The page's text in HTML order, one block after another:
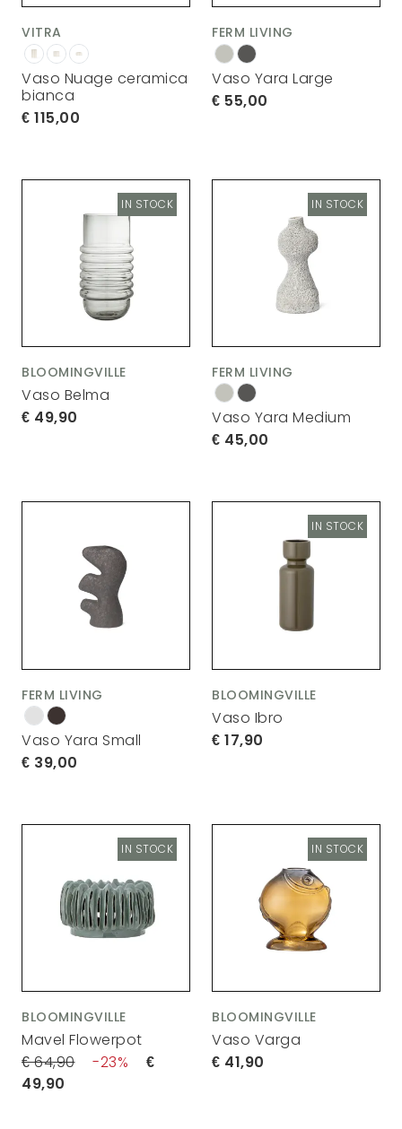
VITRA
Vaso Nuage ceramica
bianca
115,00
FERM LIVING
Vaso Yara Large
55,00
BLOOMINGVILLE
Vaso Belma
49,90
IN STOCK
FERM LIVING
Vaso Yara Medium
45,00
IN STOCK
FERM LIVING
Vaso Yara Small
39,00
BLOOMINGVILLE
Vaso Ibro
17,90
IN STOCK
BLOOMINGVILLE
Mavel Flowerpot
64,90
23
49,90
IN STOCK
BLOOMINGVILLE
Vaso Varga
41,90
IN STOCK